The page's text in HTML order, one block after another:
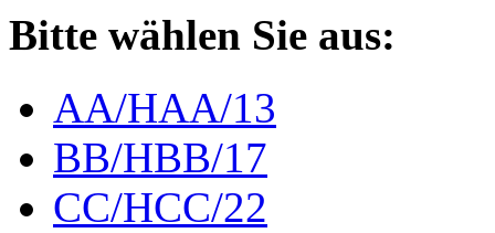
Bitte wählen Sie aus:
AA/HAA/13
BB/HBB/17
CC/HCC/22